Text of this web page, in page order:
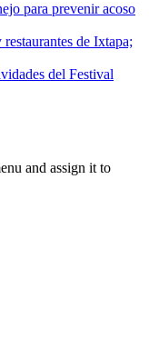
para prevenir acoso
de Ixtapa;
del Festival
and assign it to